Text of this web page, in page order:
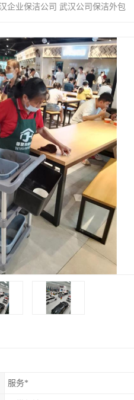
企业保洁公司 武汉公司保洁外包
服务*